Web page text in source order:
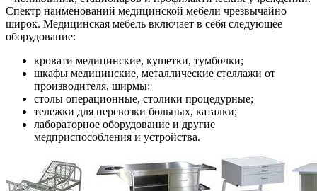
Спектр наименований медицинской мебели чрезвычайно
широк. Медицинская мебель включает в себя следующее
оборудование:
кровати медицинские, кушетки, тумбочки;
шкафы медицинские, металлические стеллажи от
производителя, ширмы;
столы операционные, столики процедурные;
тележки для перевозки больных, каталки;
лабораторное оборудование и другие
медприспособления и устройства.